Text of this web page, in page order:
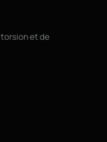
et de